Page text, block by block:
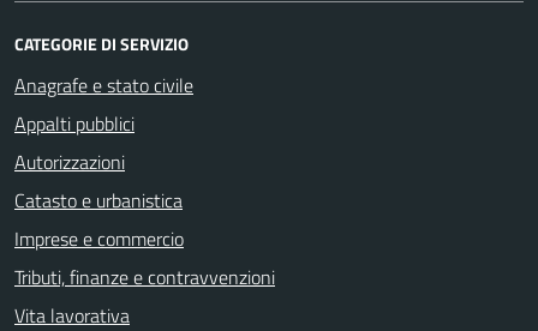
CATEGORIE DI SERVIZIO
Anagrafe e stato civile
Appalti pubblici
Autorizzazioni
Catasto e urbanistica
Imprese e commercio
Tributi, finanze e contravvenzioni
Vita lavorativa